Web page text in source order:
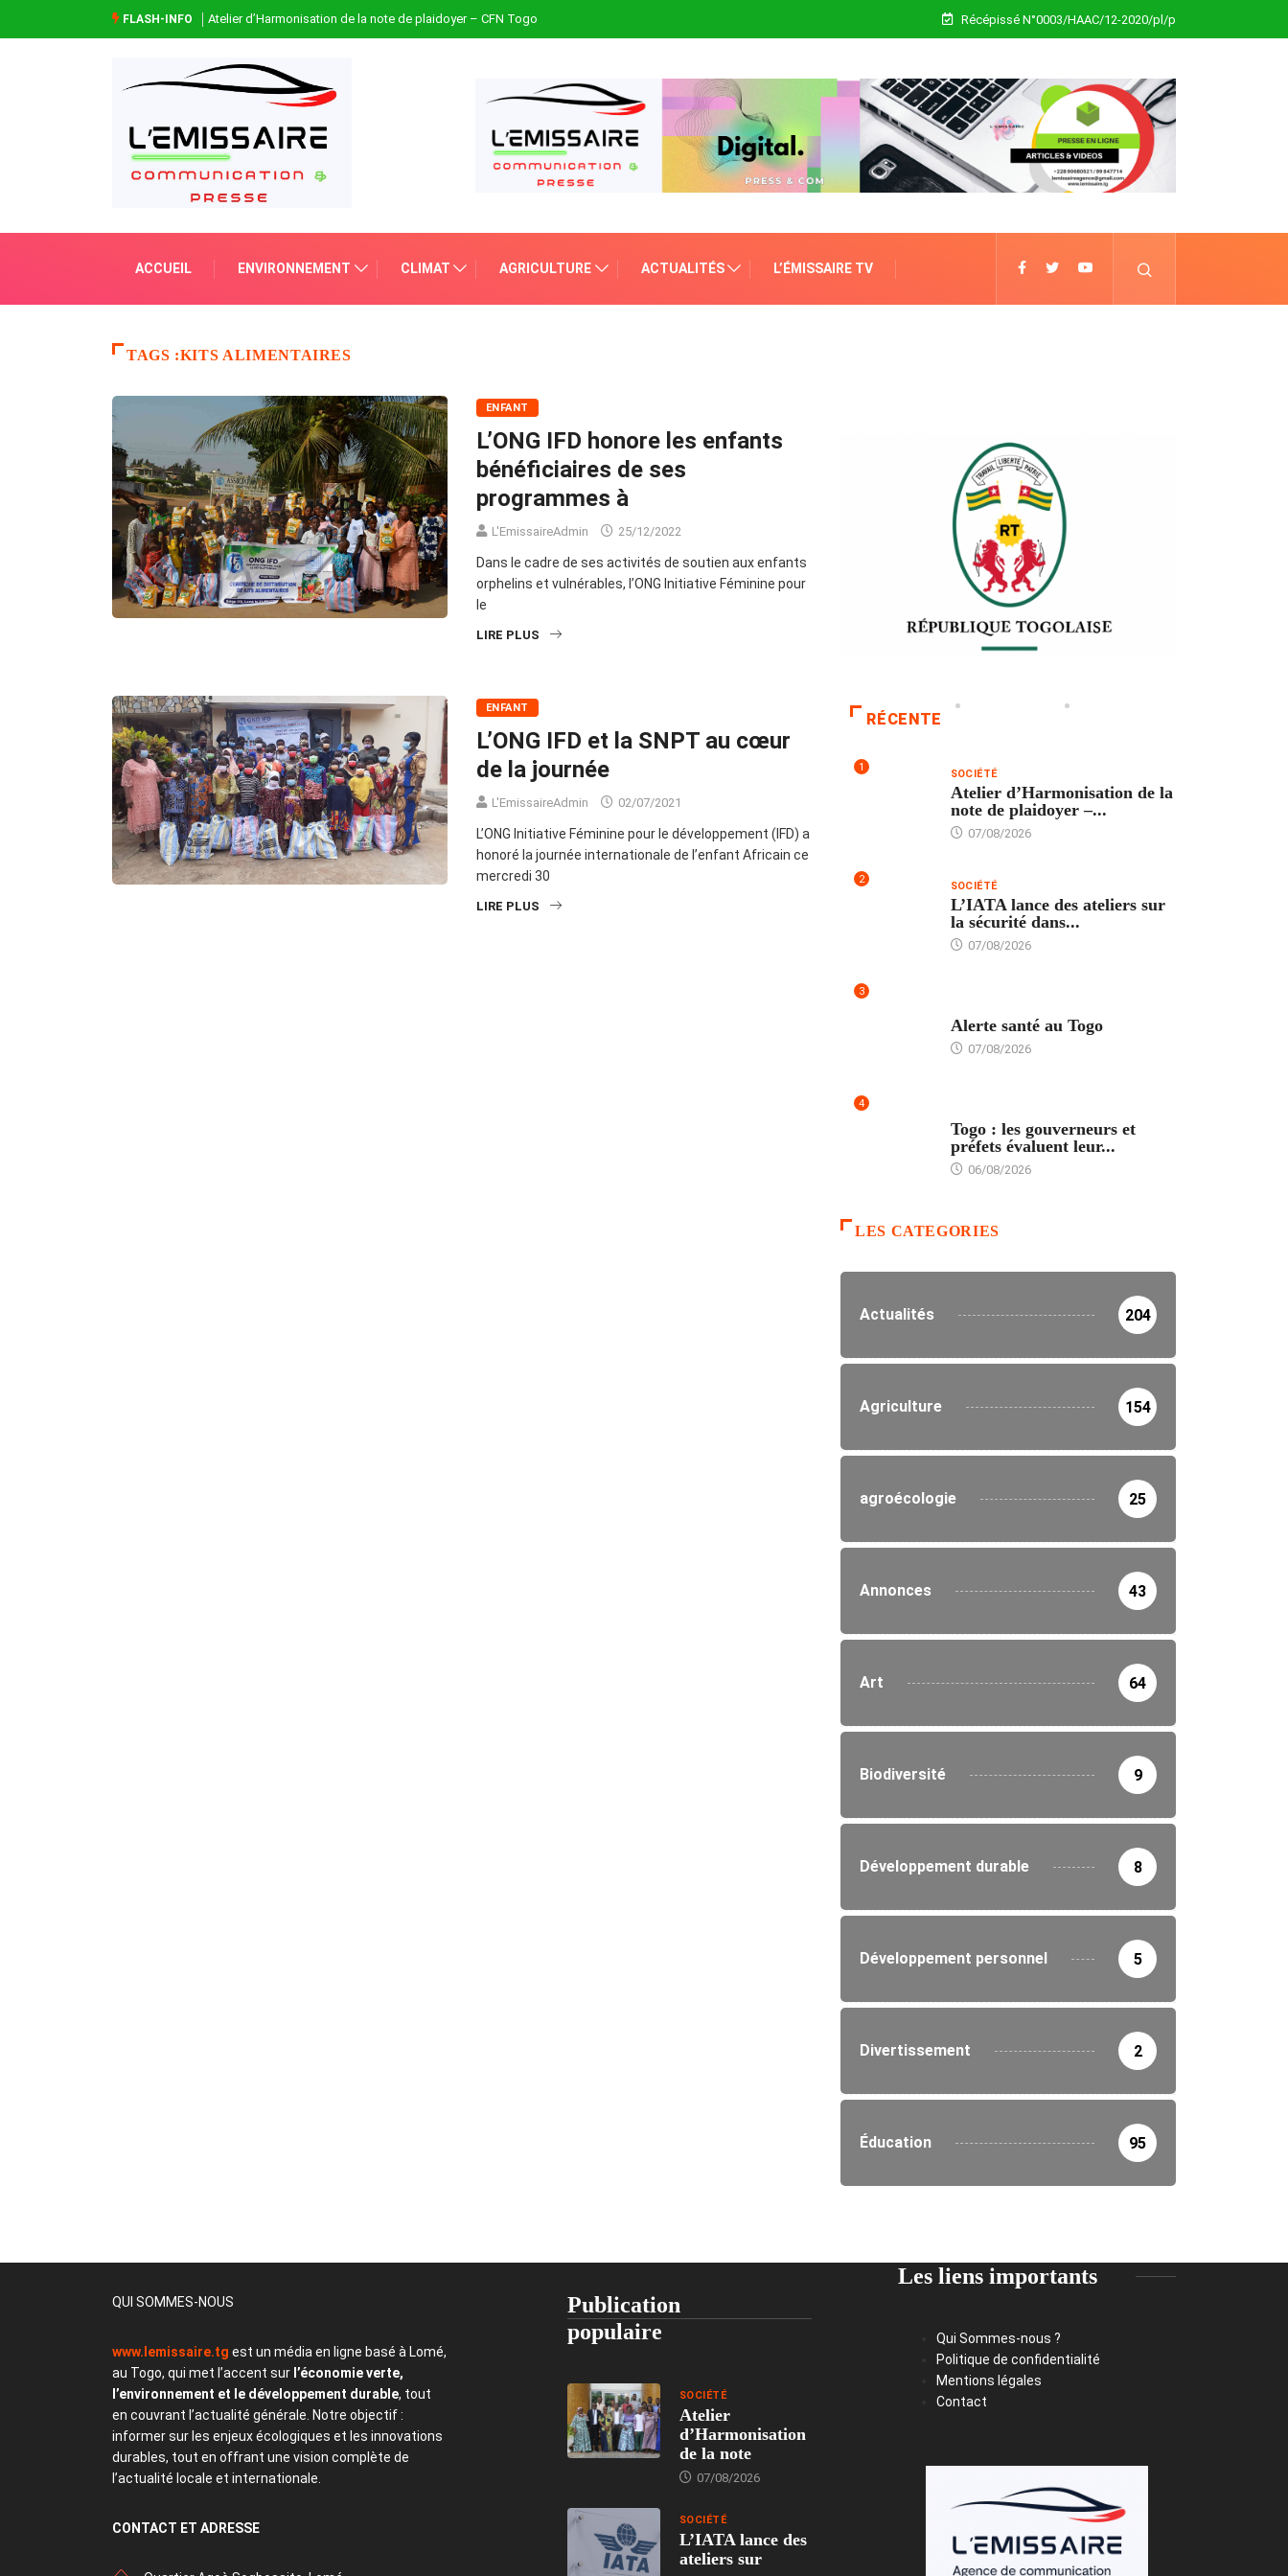
FLASH-INFO Atelier d’Harmonisation de la note de plaidoyer – CFN Togo Récépissé N°0003/HAAC/12-2020/pl/p
ACCUEIL ENVIRONNEMENT CLIMAT AGRICULTURE ACTUALITÉS L’ÉMISSAIRE TV
TAGS :KITS ALIMENTAIRES
ENFANT
L’ONG IFD honore les enfants
bénéficiaires de ses
programmes à
L'EmissaireAdmin 25/12/2022
Dans le cadre de ses activités de soutien aux enfants
orphelins et vulnérables, l’ONG Initiative Féminine pour
le
LIRE PLUS
ENFANT
L’ONG IFD et la SNPT au cœur
de la journée
L'EmissaireAdmin 02/07/2021
L’ONG Initiative Féminine pour le développement (IFD) a
honoré la journée internationale de l’enfant Africain ce
mercredi 30
LIRE PLUS
RÉCENTE
1 SOCIÉTÉ
Atelier d’Harmonisation de la
note de plaidoyer –...
07/08/2026
2 SOCIÉTÉ
L’IATA lance des ateliers sur
la sécurité dans...
07/08/2026
3
Alerte santé au Togo
07/08/2026
4
Togo : les gouverneurs et
préfets évaluent leur...
06/08/2026
LES CATEGORIES
Actualités 204
Agriculture 154
agroécologie 25
Annonces 43
Art 64
Biodiversité 9
Développement durable 8
Développement personnel 5
Divertissement 2
Éducation 95
QUI SOMMES-NOUS
www.lemissaire.tg est un média en ligne basé à Lomé,
au Togo, qui met l’accent sur l’économie verte,
l’environnement et le développement durable, tout
en couvrant l’actualité générale. Notre objectif :
informer sur les enjeux écologiques et les innovations
durables, tout en offrant une vision complète de
l’actualité locale et internationale.
CONTACT ET ADRESSE
Publication
populaire
SOCIÉTÉ
Atelier
d’Harmonisation
de la note
07/08/2026
SOCIÉTÉ
L’IATA lance des
ateliers sur
Les liens importants
Qui Sommes-nous ?
Politique de confidentialité
Mentions légales
Contact